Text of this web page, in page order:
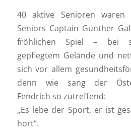
40 aktive Senioren waren
Seniors Captain Günther
fröhlichen Spiel – bei
gepflegtem Gelände und
sich vor allem
denn wie sang der
Fendrich so zutreffend:
„Es lebe der Sport, er ist
hort“.